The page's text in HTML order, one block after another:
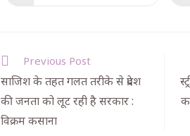
Previous Post
साजिश के तहत गलत तरीके से प्रदेश
की जनता को लूट रही है सरकार :
विक्रम कसाना